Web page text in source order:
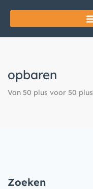
opbaren
Van 50 plus voor 50 plus
Zoeken